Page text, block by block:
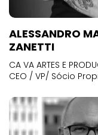
ALESSANDRO
ZANETTI
CA VA ARTES E
CEO / VP/ Sócio